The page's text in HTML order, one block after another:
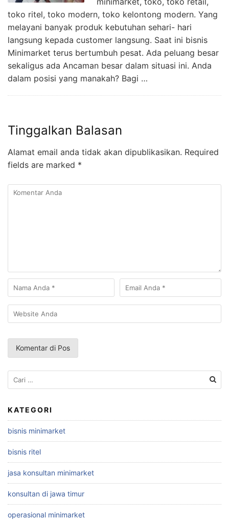
toko ritel, toko modern, toko kelontong modern. Yang
melayani banyak produk kebutuhan sehari- hari
langsung kepada customer langsung. Saat ini bisnis
Minimarket terus bertumbuh pesat. Ada peluang besar
sekaligus ada Ancaman besar dalam situasi ini. Anda
dalam posisi yang manakah? Bagi …
Tinggalkan Balasan
Alamat email anda tidak akan dipublikasikan. Required
fields are marked *
Cari
untuk:
KATEGORI
bisnis minimarket
bisnis ritel
jasa konsultan minimarket
konsultan di jawa timur
operasional minimarket